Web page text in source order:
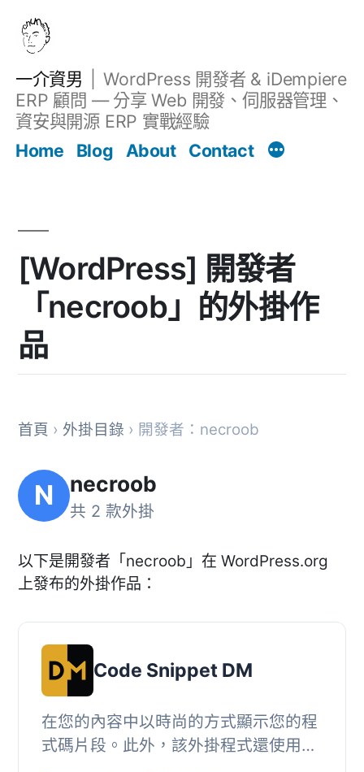
一介資男
WordPress 開發者 & iDempiere
ERP 顧問 — 分享 Web 開發、伺服器管理、
資安與開源 ERP 實戰經驗
Home
Blog About Contact
[WordPress] 開發者
「necroob」的外掛作
品
首頁 › 外掛目錄 › 開發者：necroob
N necroob
共 2 款外掛
以下是開發者「necroob」在 WordPress.org
上發布的外掛作品：
Code Snippet DM
在您的內容中以時尚的方式顯示您的程
式碼片段。此外，該外掛程式還使用短
文章